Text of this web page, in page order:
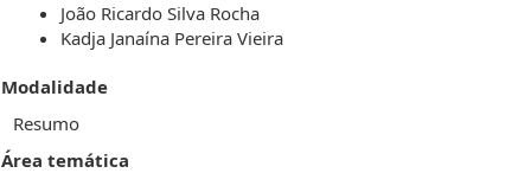
João Ricardo Silva Rocha
Kadja Janaína Pereira Vieira
Modalidade
Resumo
Área temática